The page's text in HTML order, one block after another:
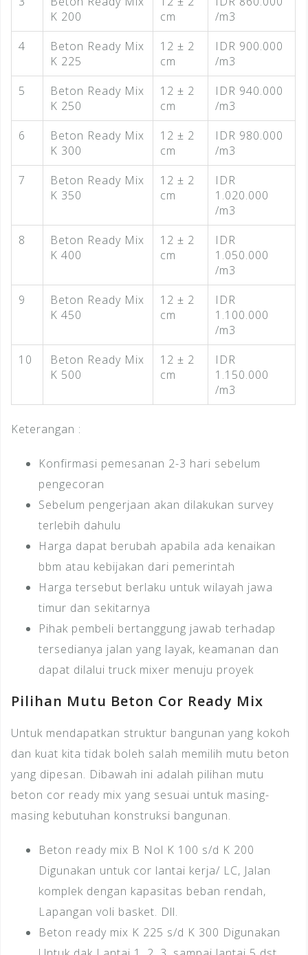
K 200
cm
/m3
4
Beton Ready Mix
K 225
12 ± 2
cm
IDR 900.000
/m3
5
Beton Ready Mix
K 250
12 ± 2
cm
IDR 940.000
/m3
6
Beton Ready Mix
K 300
12 ± 2
cm
IDR 980.000
/m3
7
Beton Ready Mix
K 350
12 ± 2
cm
IDR
1.020.000
/m3
8
Beton Ready Mix
K 400
12 ± 2
cm
IDR
1.050.000
/m3
9
Beton Ready Mix
K 450
12 ± 2
cm
IDR
1.100.000
/m3
10
Beton Ready Mix
K 500
12 ± 2
cm
IDR
1.150.000
/m3
Keterangan :
Konfirmasi pemesanan 2-3 hari sebelum
pengecoran
Sebelum pengerjaan akan dilakukan survey
terlebih dahulu
Harga dapat berubah apabila ada kenaikan
bbm atau kebijakan dari pemerintah
Harga tersebut berlaku untuk wilayah jawa
timur dan sekitarnya
Pihak pembeli bertanggung jawab terhadap
tersedianya jalan yang layak, keamanan dan
dapat dilalui truck mixer menuju proyek
Pilihan Mutu Beton Cor Ready Mix
Untuk mendapatkan struktur bangunan yang kokoh
dan kuat kita tidak boleh salah memilih mutu beton
yang dipesan. Dibawah ini adalah pilihan mutu
beton cor ready mix yang sesuai untuk masing-
masing kebutuhan konstruksi bangunan.
Beton ready mix B Nol K 100 s/d K 200
Digunakan untuk cor lantai kerja/ LC, Jalan
komplek dengan kapasitas beban rendah,
Lapangan voli basket. Dll.
Beton ready mix K 225 s/d K 300 Digunakan